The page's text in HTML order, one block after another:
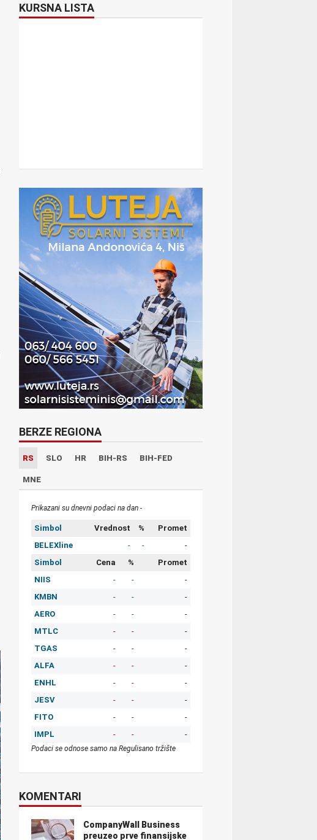
KURSNA LISTA
BERZE REGIONA
RS SLO HR BIH-RS BIH-FED
MNE
Prikazani su dnevni podaci na dan -
Simbol Vrednost %
Promet
BELEXline
- -
-
Simbol
Cena %
Promet
NIIS
- -
-
KMBN
- -
-
AERO
- -
-
MTLC
- -
-
TGAS
- -
-
ALFA
- -
-
ENHL
- -
-
JESV
- -
-
FITO
- -
-
IMPL
- - -
Podaci se odnose samo na Regulisano tržište
KOMENTARI
CompanyWall Business
preuzeo prve finansijske